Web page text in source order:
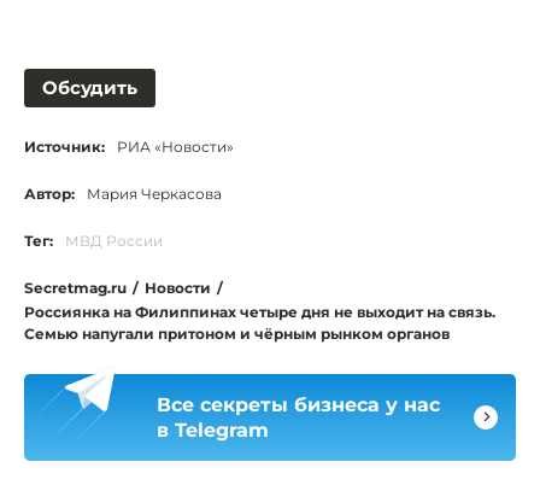
Обсудить
Источник: РИА «Новости»
Автор: Мария Черкасова
Тег: МВД России
Secretmag.ru / Новости /
Россиянка на Филиппинах четыре дня не выходит на связь.
Семью напугали притоном и чёрным рынком органов
Все секреты бизнеса у нас
в Telegram